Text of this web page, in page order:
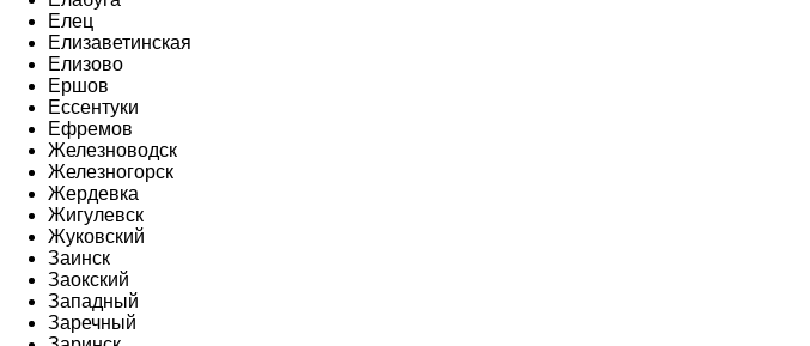
Елец
Елизаветинская
Елизово
Ершов
Ессентуки
Ефремов
Железноводск
Железногорск
Жердевка
Жигулевск
Жуковский
Заинск
Заокский
Западный
Заречный